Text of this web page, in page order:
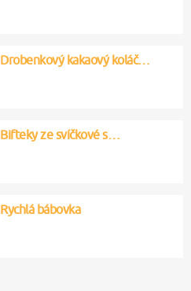
Drobenkový kakaový koláč…
Rychlá bábovka
Bifteky ze svíčkové s…